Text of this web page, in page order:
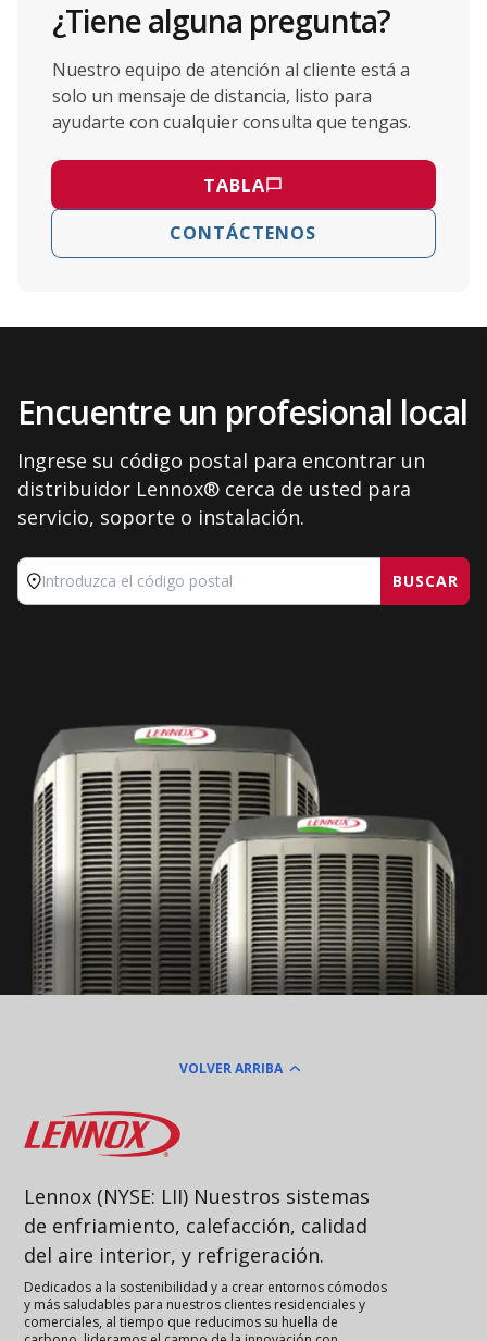
¿Tiene alguna pregunta?
Nuestro equipo de atención al cliente está a
solo un mensaje de distancia, listo para
ayudarte con cualquier consulta que tengas.
TABLA
CONTÁCTENOS
Encuentre un profesional local
Ingrese su código postal para encontrar un
distribuidor Lennox® cerca de usted para
servicio, soporte o instalación.
Introduzca el código postal BUSCAR
VOLVER ARRIBA
Lennox
Lennox (NYSE: LII) Nuestros sistemas
de enfriamiento, calefacción, calidad
del aire interior, y refrigeración.
Dedicados a la sostenibilidad y a crear entornos cómodos
y más saludables para nuestros clientes residenciales y
comerciales, al tiempo que reducimos su huella de